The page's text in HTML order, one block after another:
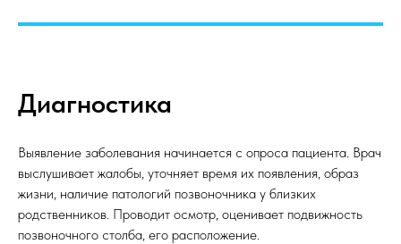
Диагностика
Выявление заболевания начинается с опроса пациента. Врач
выслушивает жалобы, уточняет время их появления, образ
жизни, наличие патологий позвоночника у близких
родственников. Проводит осмотр, оценивает подвижность
позвоночного столба, его расположение.